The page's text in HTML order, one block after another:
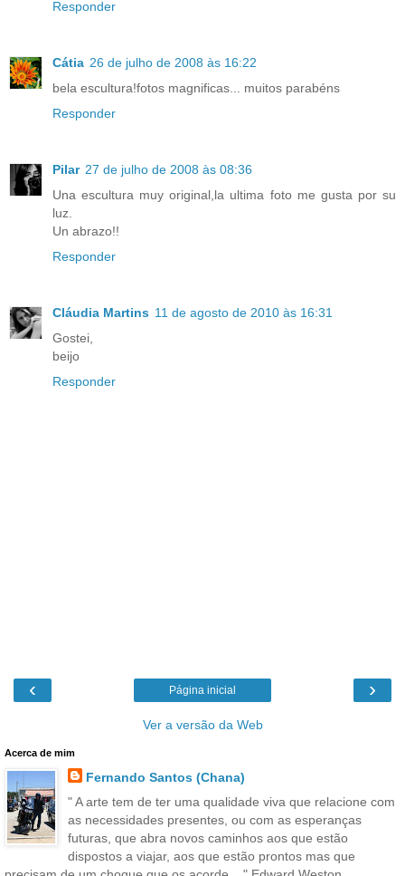
Responder
Cátia 26 de julho de 2008 às 16:22
bela escultura!fotos magnificas... muitos parabéns
Responder
Pilar 27 de julho de 2008 às 08:36
Una escultura muy original,la ultima foto me gusta por su
luz.
Un abrazo!!
Responder
Cláudia Martins 11 de agosto de 2010 às 16:31
Gostei,
beijo
Responder
‹ ›
Página inicial
Ver a versão da Web
Acerca de mim
Fernando Santos (Chana)
" A arte tem de ter uma qualidade viva que relacione com
as necessidades presentes, ou com as esperanças
futuras, que abra novos caminhos aos que estão
dispostos a viajar, aos que estão prontos mas que